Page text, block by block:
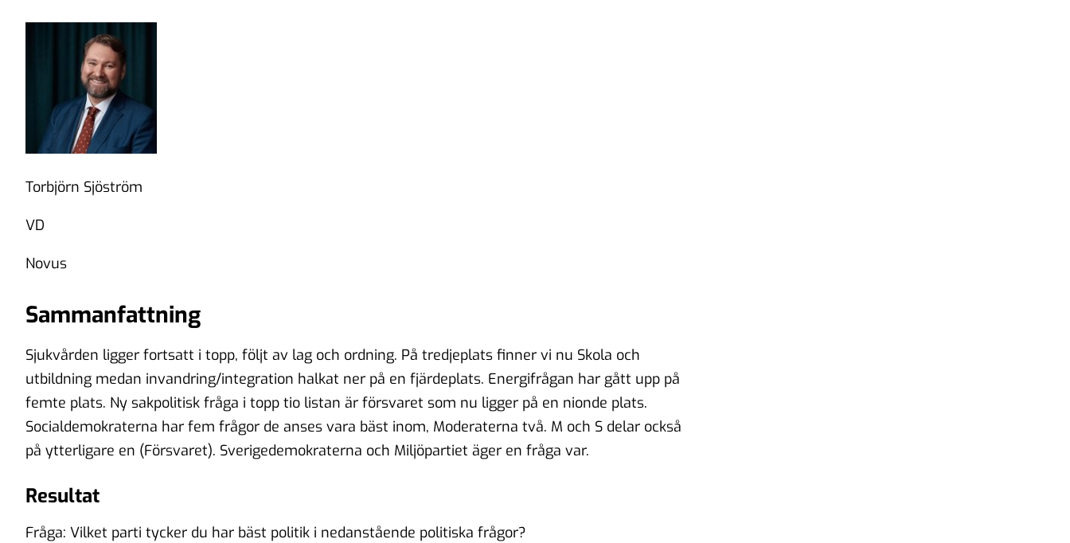
Torbjörn Sjöström
VD
Novus
Sammanfattning
Sjukvården ligger fortsatt i topp, följt av lag och ordning. På tredjeplats finner vi nu Skola och
utbildning medan invandring/integration halkat ner på en fjärdeplats. Energifrågan har gått upp på
femte plats. Ny sakpolitisk fråga i topp tio listan är försvaret som nu ligger på en nionde plats.
Socialdemokraterna har fem frågor de anses vara bäst inom, Moderaterna två. M och S delar också
på ytterligare en (Försvaret). Sverigedemokraterna och Miljöpartiet äger en fråga var.
Resultat
Fråga: Vilket parti tycker du har bäst politik i nedanstående politiska frågor?